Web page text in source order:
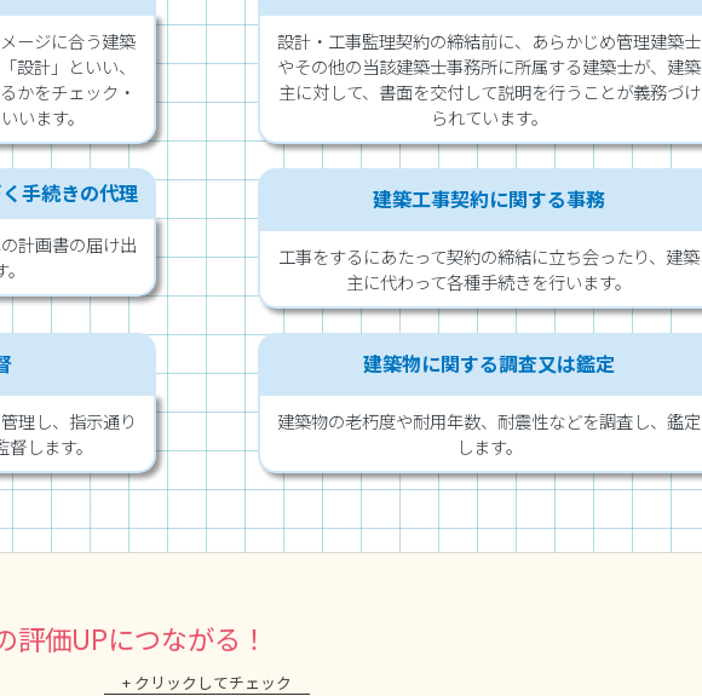
ージに合う建築
設計」といい、
かをチェック・
います。
設計・工事監理契約の締結前に、あらかじめ管理建築士
やその他の当該建築士事務所に所属する建築士が、建築
主に対して、書面を交付して説明を行うことが義務づけ
られています。
手続きの代理
計画書の届け出
建築工事契約に関する事務
工事をするにあたって契約の締結に立ち会ったり、建築
主に代わって各種手続きを行います。
理し、指示通り
します。
建築物に関する調査又は鑑定
建築物の老朽度や耐用年数、耐震性などを調査し、鑑定
します。
価UPにつながる！
+ クリックしてチェック